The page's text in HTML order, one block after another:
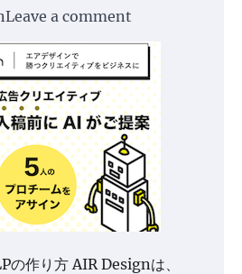
Leave a comment
の作り方 AIR Designは、